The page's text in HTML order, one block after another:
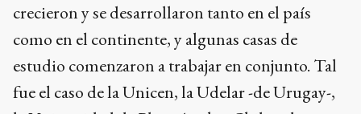
crecieron y se desarrollaron tanto en el país
como en el continente, y algunas casas de
estudio comenzaron a trabajar en conjunto. Tal
fue el caso de la Unicen, la Udelar -de Urugay-,